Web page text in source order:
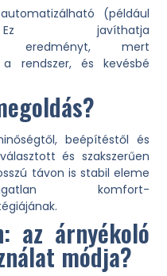
automatizálható (például
Ez javíthatja
eredményt, mert
a rendszer, és kevésbé
beépítéstől és
és szakszerűen
távon is stabil eleme
komfort-
az árnyékoló
módja?